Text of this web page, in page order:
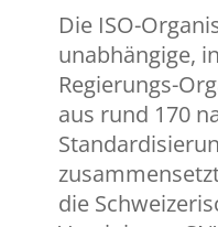
Die ISO-
unabhängige,
Regierungs-
aus rund 170
die